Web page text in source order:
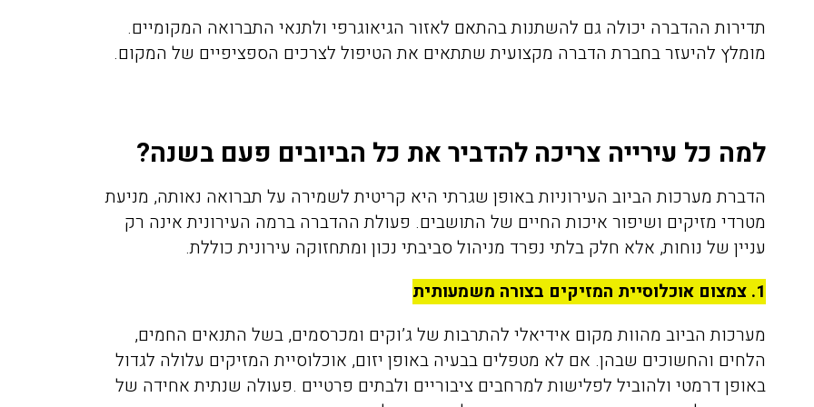
רגועים, חודשיים אחרי ואין זכר
לטרמיטים. תודה על השירות
הסופר מקצועי ועל ההסבר לפני
שביקשתי
פשפשים בכל הבית עד
אליכם מהמלצה שקיבלנו
חברים שלנו, הגיע המדביר
הוגן, יושרה, אין לי ספק
וכאשר אצטרך מדביר
למי לפנות.
תדירות ההדברה יכולה גם להשתנות בהתאם לאזור הגיאוגרפי ולתנאי התברואה המקומיים.
מומלץ להיעזר בחברת הדברה מקצועית שתתאים את הטיפול לצרכים הספציפיים של המקום.
למה כל עירייה צריכה להדביר את כל הביובים פעם בשנה?
הדברת מערכות הביוב העירוניות באופן שגרתי היא קריטית לשמירה על תברואה נאותה, מניעת
מטרדי מזיקים ושיפור איכות החיים של התושבים. פעולת ההדברה ברמה העירונית אינה רק
עניין של נוחות, אלא חלק בלתי נפרד מניהול סביבתי נכון ומתחזוקה עירונית כוללת.
1. צמצום אוכלוסיית המזיקים בצורה משמעותית
מערכות הביוב מהוות מקום אידיאלי להתרבות של ג’וקים ומכרסמים, בשל התנאים החמים,
הלחים והחשוכים שבהן. אם לא מטפלים בבעיה באופן יזום, אוכלוסיית המזיקים עלולה לגדול
באופן דרמטי ולהוביל לפלישות למרחבים ציבוריים ולבתים פרטיים .פעולה שנתית אחידה של